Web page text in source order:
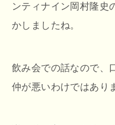
ンティナイン岡村隆史
かしましたね。
飲み会での話なので、
仲が悪いわけではあり